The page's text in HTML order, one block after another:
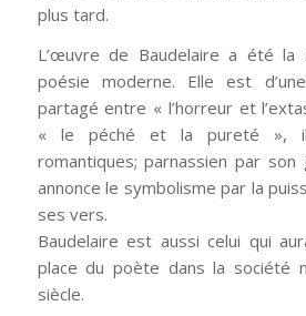
plus tard.
L’œuvre de Baudelaire a été
poésie moderne. Elle est
partagé entre « l’horreur et
« le péché et la pureté »,
romantiques; parnassien par
annonce le symbolisme par la
ses vers.
Baudelaire est aussi celui qui
place du poète dans la société
siècle.